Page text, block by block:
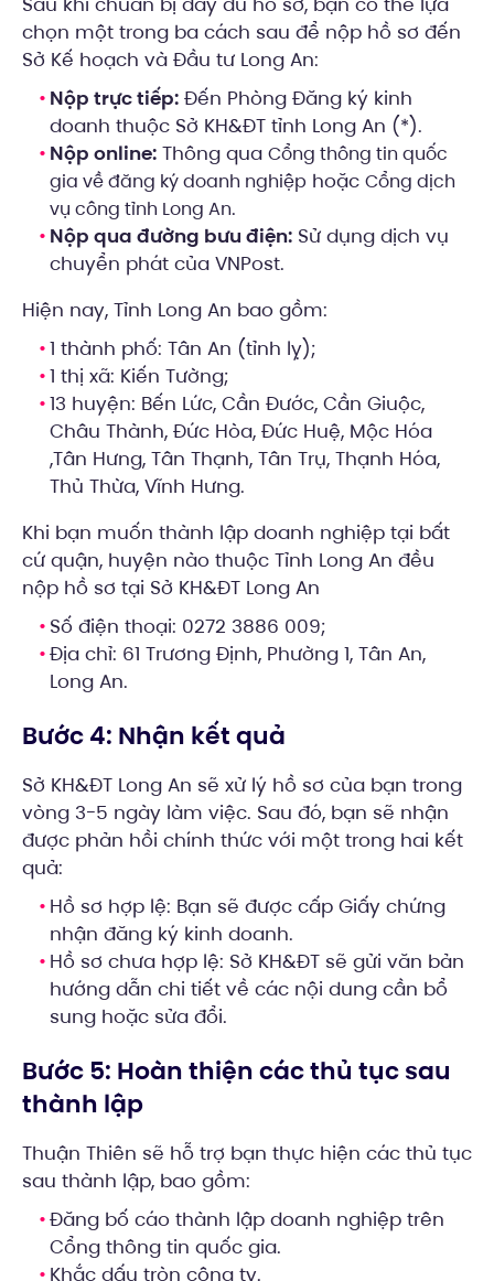
chọn một trong ba cách sau để nộp hồ sơ đến
Sở Kế hoạch và Đầu tư Long An:
Nộp trực tiếp: Đến Phòng Đăng ký kinh
doanh thuộc Sở KH&ĐT tỉnh Long An (*).
Nộp online: Thông qua Cổng thông tin quốc
gia về đăng ký doanh nghiệp hoặc Cổng dịch
vụ công tỉnh Long An.
Nộp qua đường bưu điện: Sử dụng dịch vụ
chuyển phát của VNPost.
Hiện nay, Tỉnh Long An bao gồm:
1 thành phố: Tân An (tỉnh lỵ);
1 thị xã: Kiến Tường;
13 huyện: Bến Lức, Cần Đước, Cần Giuộc,
Châu Thành, Đức Hòa, Đức Huệ, Mộc Hóa
,Tân Hưng, Tân Thạnh, Tân Trụ, Thạnh Hóa,
Thủ Thừa, Vĩnh Hưng.
Khi bạn muốn thành lập doanh nghiệp tại bất
cứ quận, huyện nào thuộc Tỉnh Long An đều
nộp hồ sơ tại Sở KH&ĐT Long An
Số điện thoại: 0272 3886 009;
Địa chỉ: 61 Trương Định, Phường 1, Tân An,
Long An.
Bước 4: Nhận kết quả
Sở KH&ĐT Long An sẽ xử lý hồ sơ của bạn trong
vòng 3-5 ngày làm việc. Sau đó, bạn sẽ nhận
được phản hồi chính thức với một trong hai kết
quả:
Hồ sơ hợp lệ: Bạn sẽ được cấp Giấy chứng
nhận đăng ký kinh doanh.
Hồ sơ chưa hợp lệ: Sở KH&ĐT sẽ gửi văn bản
hướng dẫn chi tiết về các nội dung cần bổ
sung hoặc sửa đổi.
Bước 5: Hoàn thiện các thủ tục sau
thành lập
Thuận Thiên sẽ hỗ trợ bạn thực hiện các thủ tục
sau thành lập, bao gồm:
Đăng bố cáo thành lập doanh nghiệp trên
Cổng thông tin quốc gia.
Khắc dấu tròn công ty.